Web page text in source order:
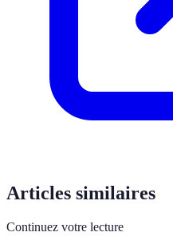
Articles similaires
Continuez votre lecture